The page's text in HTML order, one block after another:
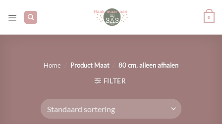
naar
0
Home / Product Maat / 80 cm, alleen afhalen
FILTER